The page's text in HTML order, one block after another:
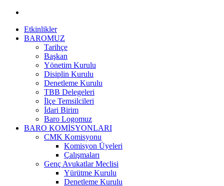
Etkinlikler
BAROMUZ
Tarihçe
Başkan
Yönetim Kurulu
Disiplin Kurulu
Denetleme Kurulu
TBB Delegeleri
İlçe Temsilcileri
İdari Birim
Baro Logomuz
BARO KOMİSYONLARI
CMK Komisyonu
Komisyon Üyeleri
Çalışmaları
Genç Avukatlar Meclisi
Yürütme Kurulu
Denetleme Kurulu